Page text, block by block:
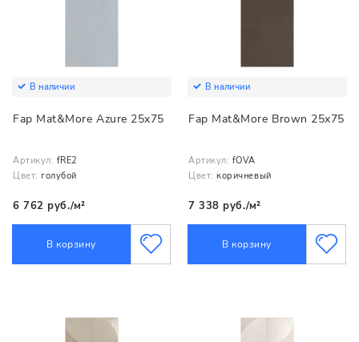
В наличии
Fap Mat&More Azure 25x75
Артикул: fRE2
Цвет: голубой
6 762 руб./м²
В корзину
В наличии
Fap Mat&More Brown 25x75
Артикул: fOVA
Цвет: коричневый
7 338 руб./м²
В корзину